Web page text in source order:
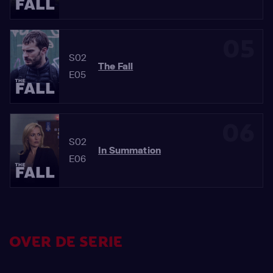
S02
E05
The Fall
S02
E06
In Summation
OVER DE SERIE